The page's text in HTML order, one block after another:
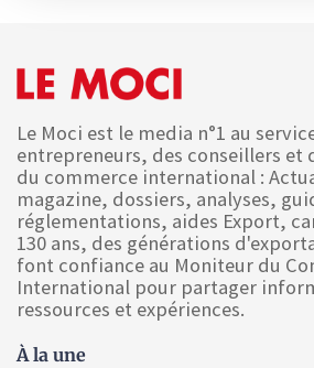
Le Moci est le media n°1 au
entrepreneurs, des conseillers et
du commerce international :
magazine, dossiers, analyses,
réglementations, aides Export,
130 ans, des générations
font confiance au Moniteur du
International pour partager
ressources et expériences.
À la une